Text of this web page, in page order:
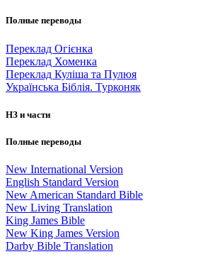
Полные переводы
Переклад Огієнка
Переклад Хоменка
Переклад Куліша та Пулюя
Українська Біблія. Турконяк
НЗ и части
Полные переводы
New International Version
English Standard Version
New American Standard Bible
New Living Translation
King James Bible
New King James Version
Darby Bible Translation